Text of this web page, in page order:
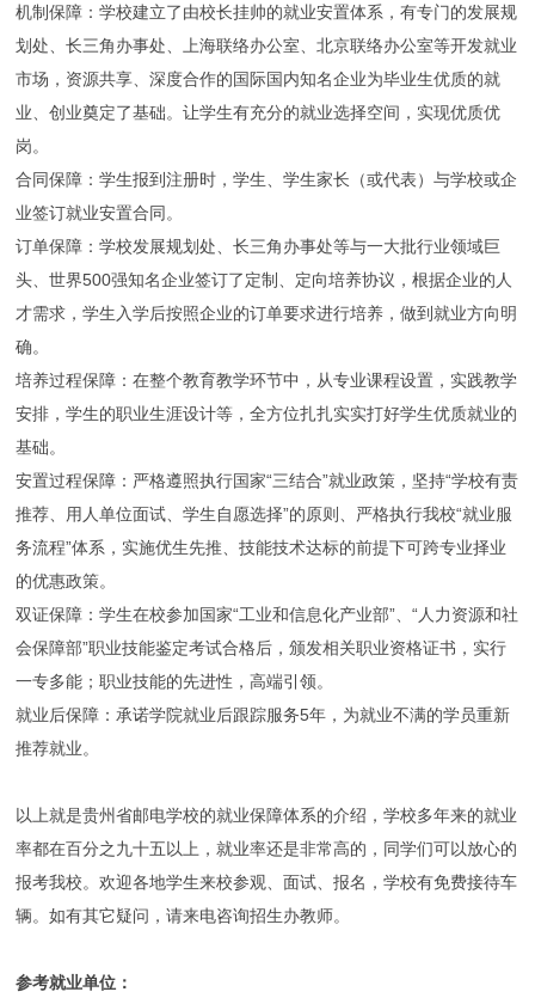
机制保障：学校建立了由校长挂帅的就业安置体系，有专门的发展规
划处、长三角办事处、上海联络办公室、北京联络办公室等开发就业
市场，资源共享、深度合作的国际国内知名企业为毕业生优质的就
业、创业奠定了基础。让学生有充分的就业选择空间，实现优质优
岗。
合同保障：学生报到注册时，学生、学生家长（或代表）与学校或企
业签订就业安置合同。
订单保障：学校发展规划处、长三角办事处等与一大批行业领域巨
头、世界500强知名企业签订了定制、定向培养协议，根据企业的人
才需求，学生入学后按照企业的订单要求进行培养，做到就业方向明
确。
培养过程保障：在整个教育教学环节中，从专业课程设置，实践教学
安排，学生的职业生涯设计等，全方位扎扎实实打好学生优质就业的
基础。
安置过程保障：严格遵照执行国家“三结合”就业政策，坚持“学校有责
推荐、用人单位面试、学生自愿选择”的原则、严格执行我校“就业服
务流程”体系，实施优生先推、技能技术达标的前提下可跨专业择业
的优惠政策。
双证保障：学生在校参加国家“工业和信息化产业部”、“人力资源和社
会保障部”职业技能鉴定考试合格后，颁发相关职业资格证书，实行
一专多能；职业技能的先进性，高端引领。
就业后保障：承诺学院就业后跟踪服务5年，为就业不满的学员重新
推荐就业。
以上就是贵州省邮电学校的就业保障体系的介绍，学校多年来的就业
率都在百分之九十五以上，就业率还是非常高的，同学们可以放心的
报考我校。欢迎各地学生来校参观、面试、报名，学校有免费接待车
辆。如有其它疑问，请来电咨询招生办教师。
参考就业单位：